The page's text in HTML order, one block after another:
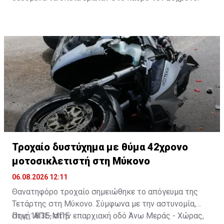
Τροχαίο δυστύχημα με θύμα 42χρονο
μοτοσικλετιστή στη Μύκονο
06.08.2026 12:11
Θανατηφόρο τροχαίο σημειώθηκε το απόγευμα της
Τετάρτης στη Μύκονο. Σύμφωνα με την αστυνομία,
στις 18:35, στην επαρχιακή οδό Άνω Μεράς - Χώρας,
Πηγή: ΑΠΕ-ΜΠΕ